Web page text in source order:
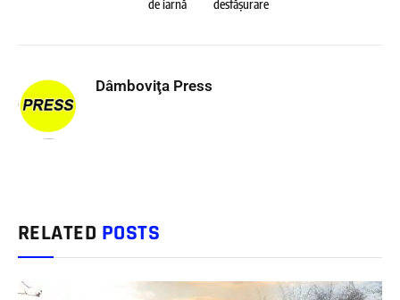
de iarnă desfășurare
Dâmboviţa Press
RELATED POSTS